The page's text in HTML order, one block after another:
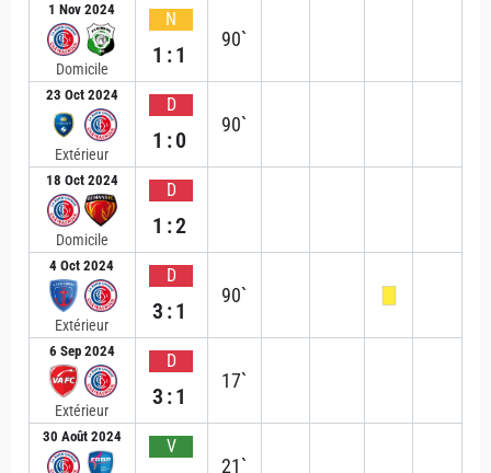
1 Nov 2024
Domicile
N
1:1
90`
23 Oct 2024
Extérieur
D
1:0
90`
18 Oct 2024
Domicile
D
1:2
4 Oct 2024
Extérieur
D
3:1
90`
6 Sep 2024
Extérieur
D
3:1
17`
30 Août 2024 V
21`